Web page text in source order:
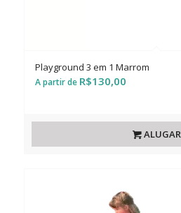
Playground 3 em 1 Marrom
R$130,00
ALUGAR